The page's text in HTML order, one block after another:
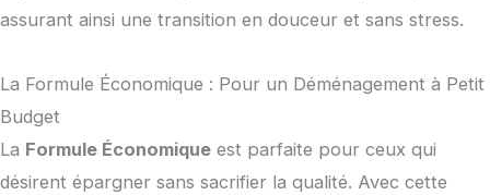
assurant ainsi une transition en douceur et sans stress.
La Formule Économique : Pour un Déménagement à Petit
Budget
La Formule Économique est parfaite pour ceux qui
désirent épargner sans sacrifier la qualité. Avec cette